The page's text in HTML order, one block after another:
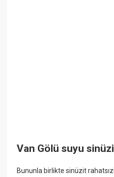
Van Gölü suyu
Bununla birlikte sinüzit